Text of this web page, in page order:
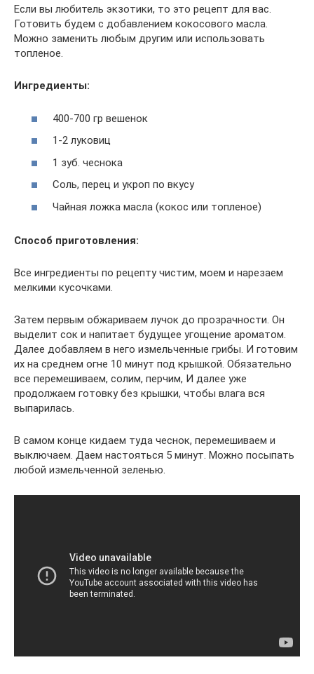
Если вы любитель экзотики, то это рецепт для вас.
Готовить будем с добавлением кокосового масла.
Можно заменить любым другим или использовать
топленое.
Ингредиенты:
400-700 гр вешенок
1-2 луковиц
1 зуб. чеснока
Соль, перец и укроп по вкусу
Чайная ложка масла (кокос или топленое)
Способ приготовления:
Все ингредиенты по рецепту чистим, моем и нарезаем
мелкими кусочками.
Затем первым обжариваем лучок до прозрачности. Он
выделит сок и напитает будущее угощение ароматом.
Далее добавляем в него измельченные грибы. И готовим
их на среднем огне 10 минут под крышкой. Обязательно
все перемешиваем, солим, перчим, И далее уже
продолжаем готовку без крышки, чтобы влага вся
выпарилась.
В самом конце кидаем туда чеснок, перемешиваем и
выключаем. Даем настояться 5 минут. Можно посыпать
любой измельченной зеленью.